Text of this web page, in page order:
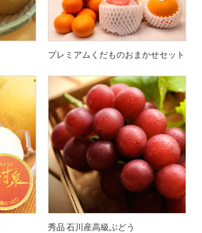
プレミアムくだものおまかせセット
秀品 石川産高級ぶどう